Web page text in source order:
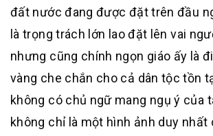
đất nước đang được đặt trên đầu
là trọng trách lớn lao đặt lên vai
nhưng cũng chính ngọn giáo ấy là
vàng che chắn cho cả dân tộc tồn
không có chủ ngữ mang ngụ ý của
không chỉ là một hình ảnh duy nhất